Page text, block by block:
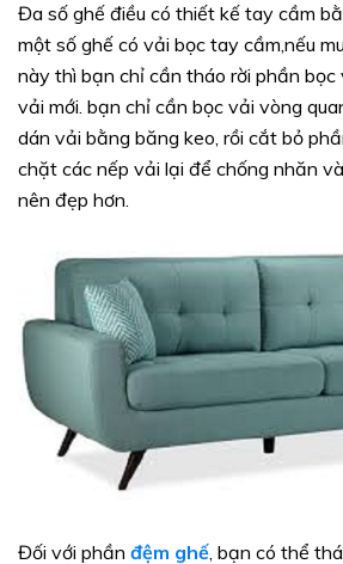
Đa số ghế điều có thiết kế tay cầm
một số ghế có vải bọc tay cầm,nếu
này thì bạn chỉ cần tháo rời phần
vải mới. bạn chỉ cần bọc vải vòng
dán vải bằng băng keo, rồi cắt bỏ
chặt các nếp vải lại để chống nhăn
nên đẹp hơn.
Đối với phần đệm ghế, bạn có thể